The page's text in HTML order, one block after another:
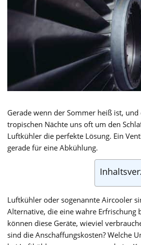
Gerade wenn der Sommer heiß ist, und
tropischen Nächte uns oft um den
Luftkühler die perfekte Lösung. Ein
gerade für eine Abkühlung.
Luftkühler oder sogenannte Aircooler
Alternative, die eine wahre Erfrischung
können diese Geräte, wieviel
sind die Anschaffungskosten? Welche